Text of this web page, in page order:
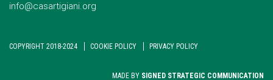
info@casartigiani.org
COPYRIGHT 2018-2024 COOKIE POLICY PRIVACY POLICY
MADE BY SIGNED STRATEGIC COMMUNICATION